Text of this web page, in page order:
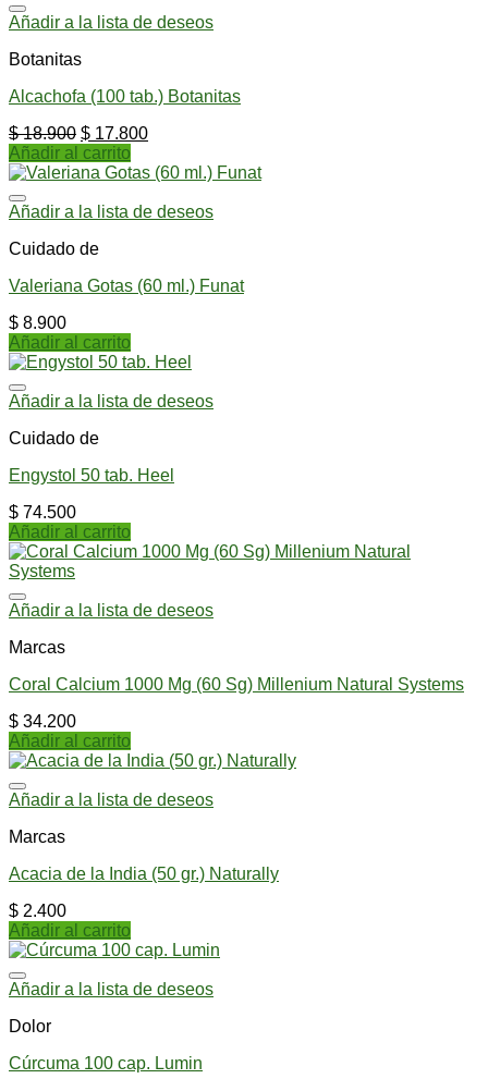
Añadir a la lista de deseos
Botanitas
Alcachofa (100 tab.) Botanitas
$18.900 $ 17.800
Añadir al carrito
Añadir a la lista de deseos
Cuidado de
Valeriana Gotas (60 ml.) Funat
$ 8.900
Añadir al carrito
Añadir a la lista de deseos
Cuidado de
Engystol 50 tab. Heel
$ 74.500
Añadir al carrito
Añadir a la lista de deseos
Marcas
Coral Calcium 1000 Mg (60 Sg) Millenium Natural Systems
$ 34.200
Añadir al carrito
Añadir a la lista de deseos
Marcas
Acacia de la India (50 gr.) Naturally
$ 2.400
Añadir al carrito
Añadir a la lista de deseos
Dolor
Cúrcuma 100 cap. Lumin